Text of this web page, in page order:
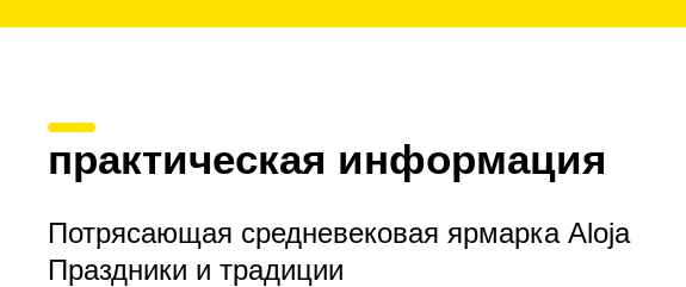
практическая информация
Потрясающая средневековая ярмарка Aloja
Праздники и традиции